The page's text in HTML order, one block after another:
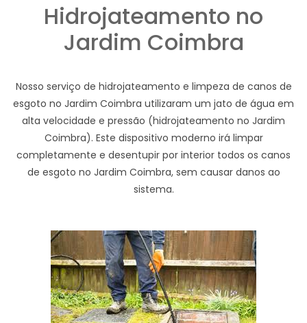
Hidrojateamento no
Jardim Coimbra
Nosso serviço de hidrojateamento e limpeza de canos de
esgoto no Jardim Coimbra utilizaram um jato de água em
alta velocidade e pressão (hidrojateamento no Jardim
Coimbra). Este dispositivo moderno irá limpar
completamente e desentupir por interior todos os canos
de esgoto no Jardim Coimbra, sem causar danos ao
sistema.